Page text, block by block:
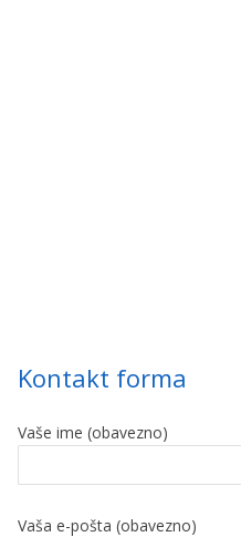
Kontakt forma
Vaše ime (obavezno)
Vaša e-pošta (obavezno)